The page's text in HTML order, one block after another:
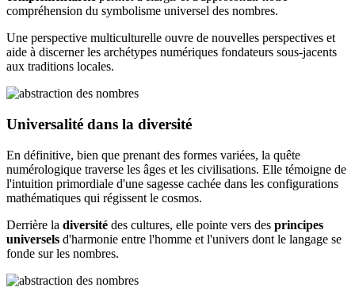
compréhension du symbolisme universel des nombres.
Une perspective multiculturelle ouvre de nouvelles perspectives et
aide à discerner les archétypes numériques fondateurs sous-jacents
aux traditions locales.
Universalité dans la diversité
En définitive, bien que prenant des formes variées, la quête
numérologique traverse les âges et les civilisations. Elle témoigne de
l'intuition primordiale d'une sagesse cachée dans les configurations
mathématiques qui régissent le cosmos.
Derrière la diversité des cultures, elle pointe vers des principes
universels d'harmonie entre l'homme et l'univers dont le langage se
fonde sur les nombres.